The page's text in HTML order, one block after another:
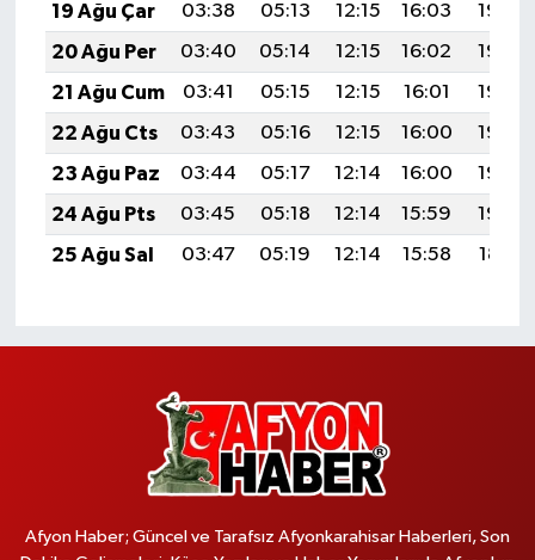
19 Ağu Çar
03:38 05:13 12:15 16:03
19:08
20 Ağu Per
03:40 05:14 12:15 16:02
19:06
21 Ağu Cum
03:41 05:15 12:15 16:01
19:05
22 Ağu Cts
03:43 05:16 12:15 16:00
19:03
23 Ağu Paz
03:44 05:17 12:14 16:00
19:02
24 Ağu Pts
03:45 05:18 12:14 15:59
19:00
25 Ağu Sal
03:47 05:19 12:14 15:58 18:59
Afyon Haber; Güncel ve Tarafsız Afyonkarahisar Haberleri, Son